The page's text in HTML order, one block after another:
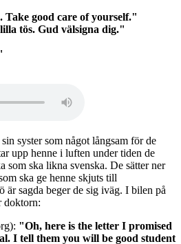
Take good care of yourself."
tös. Gud välsigna dig."
syster som något långsam för de
upp henne i luften under tiden de
som ska likna svenska. De sätter ner
ska ge henne skjuts till
är sagda beger de sig iväg. I bilen på
doktorn:
"Oh, here is the letter I promised
I tell them you will be good student